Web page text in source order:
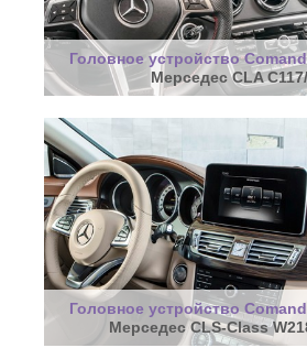
Головное устройство
Мерседес CLA
Головное устройство
Мерседес CLS-Class